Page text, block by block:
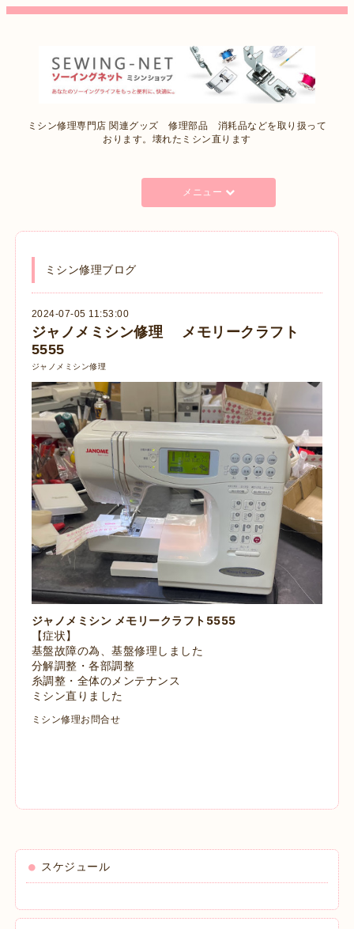
ミシン修理専門店 関連グッズ 修理部品 消耗品などを取り扱って
おります。壊れたミシン直ります
メニュー
ミシン修理ブログ
2024-07-05 11:53:00
ジャノメミシン修理 メモリークラフト
5555
ジャノメミシン修理
ジャノメミシン メモリークラフト5555
【症状】
基盤故障の為、基盤修理しました
分解調整・各部調整
糸調整・全体のメンテナンス
ミシン直りました
ミシン修理お問合せ
スケジュール